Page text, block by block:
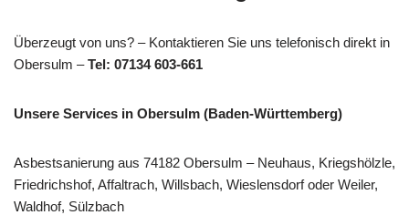
Überzeugt von uns? – Kontaktieren Sie uns telefonisch direkt in
Obersulm –Tel: 07134 603-661
Unsere Services in Obersulm (Baden-Württemberg)
Asbestsanierung aus 74182 Obersulm – Neuhaus, Kriegshölzle,
Friedrichshof, Affaltrach, Willsbach, Wieslensdorf oder Weiler,
Waldhof, Sülzbach